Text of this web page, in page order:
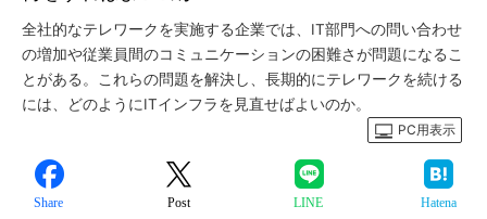
全社的なテレワークを実施する企業では、IT部門への問い合わせ
の増加や従業員間のコミュニケーションの困難さが問題になるこ
とがある。これらの問題を解決し、長期的にテレワークを続ける
には、どのようにITインフラを見直せばよいのか。
PC用表示
Share Post LINE Hatena